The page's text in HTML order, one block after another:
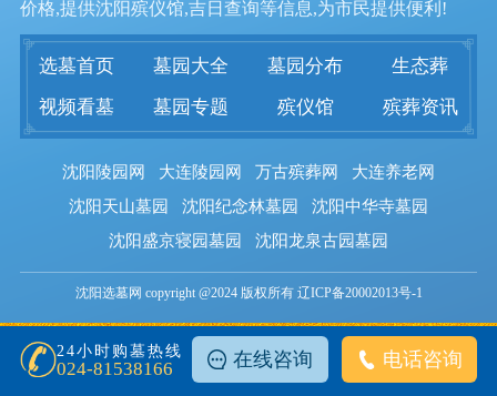
价格,提供沈阳殡仪馆,吉日查询等信息,为市民提供便利!
选墓首页 墓园大全 墓园分布
生态葬
视频看墓
墓园专题 殡仪馆 殡葬资讯
沈阳陵园网 大连陵园网 万古殡葬网
大连养老网
沈阳天山墓园
沈阳纪念林墓园
沈阳中华寺墓园
沈阳盛京寝园墓园
沈阳龙泉古园墓园
沈阳选墓网 copyright @2024 版权所有 辽ICP备20002013号-1
24小时购墓热线
024-81538166 在线咨询 电话咨询